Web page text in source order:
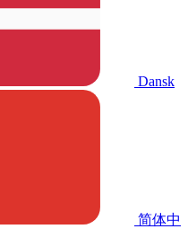
Dansk
简体中